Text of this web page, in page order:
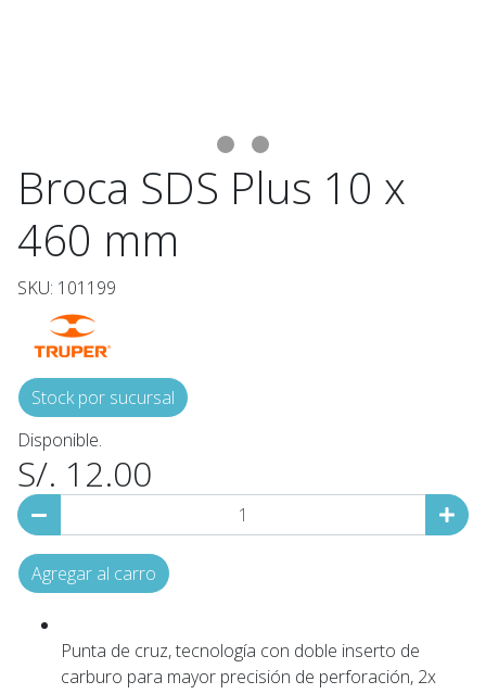
Broca SDS Plus 10 x
460 mm
SKU: 101199
Stock por sucursal
Disponible.
S/. 12.00
Agregar al carro
Punta de cruz, tecnología con doble inserto de
carburo para mayor precisión de perforación, 2x